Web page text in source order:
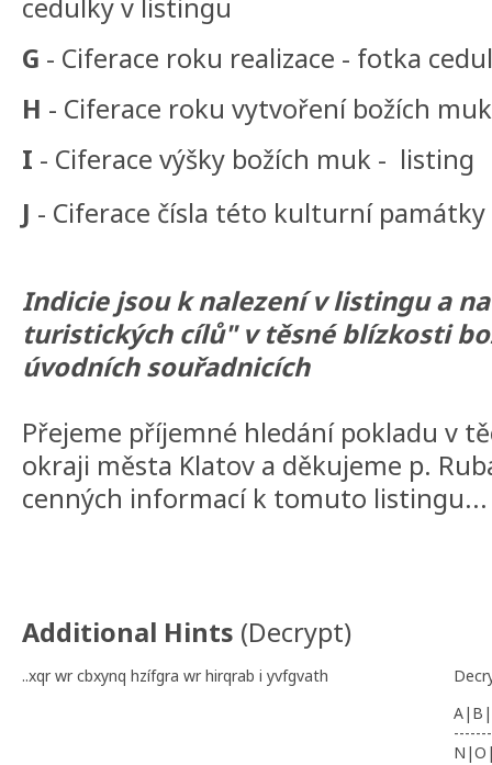
cedulky v listingu
G - Ciferace roku realizace - fotka
H - Ciferace roku vytvoření božích
I - Ciferace výšky božích muk - listing
J - Ciferace čísla této kulturní
Indicie jsou k nalezení v listingu a
turistických cílů" v těsné blízkosti
úvodních souřadnicích
Přejeme příjemné hledání pokladu v
okraji města Klatov a děkujeme p.
cenných informací k tomuto listingu...
Additional Hints (Decrypt)
..xqr wr cbxynq hzífgra wr hirqrab i yvfgvath